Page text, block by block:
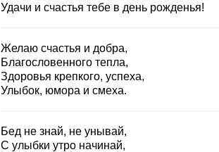
Удачи и счастья тебе в день рожденья!
Желаю счастья и добра,
Благословенного тепла,
Здоровья крепкого, успеха,
Улыбок, юмора и смеха.
Бед не знай, не унывай,
С улыбки утро начинай,